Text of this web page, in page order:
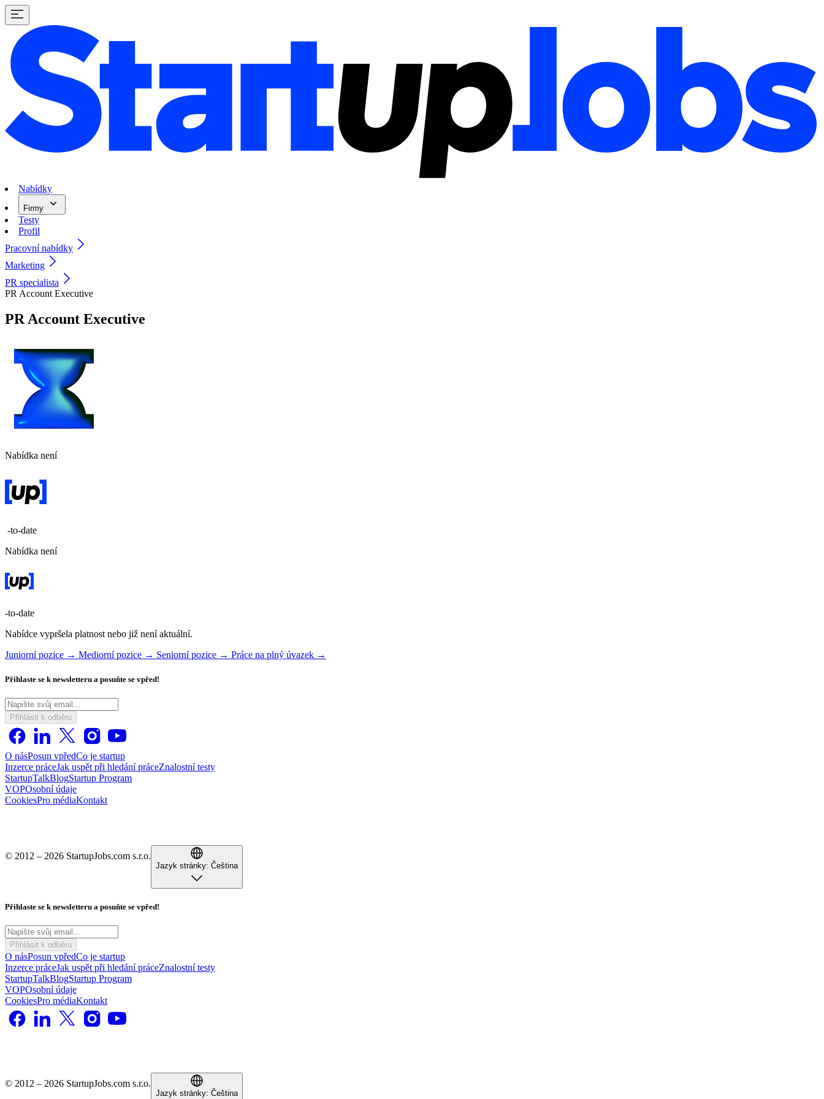
Nabídky
Firmy
Testy
Profil
Pracovní nabídky
Marketing
PR specialista
PR Account Executive
PR Account Executive
Nabídka není
-to-date
Nabídka není
-to-date
Nabídce vypršela platnost nebo již není aktuální.
Juniorní pozice → Mediorní pozice → Seniorní pozice → Práce na plný úvazek →
Přihlaste se k newsletteru a posuňte se vpřed!
Přihlásit k odběru
O násPosun vpředCo je startup
Inzerce práceJak uspět při hledání práceZnalostní testy
StartupTalkBlogStartup Program
VOPOsobní údaje
CookiesPro médiaKontakt
© 2012 – 2026 StartupJobs.com s.r.o.
Jazyk stránky: Čeština
Přihlaste se k newsletteru a posuňte se vpřed!
Přihlásit k odběru
O násPosun vpředCo je startup
Inzerce práceJak uspět při hledání práceZnalostní testy
StartupTalkBlogStartup Program
VOPOsobní údaje
CookiesPro médiaKontakt
© 2012 – 2026 StartupJobs.com s.r.o.
Jazyk stránky: Čeština